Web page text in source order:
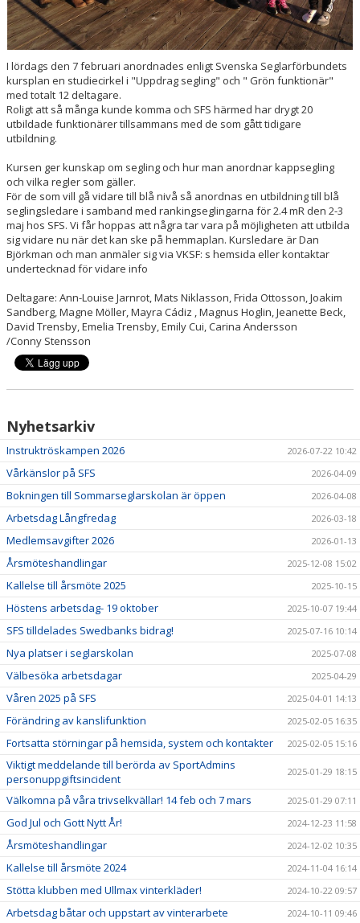
FJORDVINDEN
UTMÄRKELSER
KLUBBHUS
SPONSORER
I lördags den 7 februari anordnades enligt Svenska Seglarförbundets
kursplan en studiecirkel i "Uppdrag segling" och " Grön funktionär"
med totalt 12 deltagare.
Roligt att så många kunde komma och SFS härmed har drygt 20
utbildade funktionärer tillsammans med de som gått tidigare
utbildning.
Kursen ger kunskap om segling och hur man anordnar kappsegling
och vilka regler som gäller.
För de som vill gå vidare till blå nivå så anordnas en utbildning till blå
seglingsledare i samband med rankingseglingarna för 2.4 mR den 2-3
maj hos SFS. Vi får hoppas att några tar vara på möjligheten att utbilda
sig vidare nu när det kan ske på hemmaplan. Kursledare är Dan
Björkman och man anmäler sig via VKSF: s hemsida eller kontaktar
undertecknad för vidare info
Deltagare: Ann-Louise Jarnrot, Mats Niklasson, Frida Ottosson, Joakim
Sandberg, Magne Möller, Mayra Cádiz , Magnus Hoglin, Jeanette Beck,
David Trensby, Emelia Trensby, Emily Cui, Carina Andersson
/Conny Stensson
Nyhetsarkiv
Instruktröskampen 2026 2026-07-22 10:42
Vårkänslor på SFS 2026-04-09
Bokningen till Sommarseglarskolan är öppen 2026-04-08
Arbetsdag Långfredag 2026-03-18
Medlemsavgifter 2026 2026-01-13
Årsmöteshandlingar 2025-12-08 15:02
Kallelse till årsmöte 2025 2025-10-15
Höstens arbetsdag- 19 oktober 2025-10-07 19:44
SFS tilldelades Swedbanks bidrag! 2025-07-16 10:14
Nya platser i seglarskolan 2025-07-08
Välbesöka arbetsdagar 2025-04-29
Våren 2025 på SFS 2025-04-01 14:13
Förändring av kanslifunktion 2025-02-05 16:35
Fortsatta störningar på hemsida, system och kontakter 2025-02-05 15:16
Viktigt meddelande till berörda av SportAdmins
personuppgiftsincident
2025-01-29 18:15
Välkomna på våra trivselkvällar! 14 feb och 7 mars 2025-01-29 07:11
God Jul och Gott Nytt År! 2024-12-23 11:58
Årsmöteshandlingar 2024-12-02 10:35
Kallelse till årsmöte 2024 2024-11-04 16:14
Stötta klubben med Ullmax vinterkläder! 2024-10-22 09:57
Arbetsdag båtar och uppstart av vinterarbete 2024-10-11 09:46